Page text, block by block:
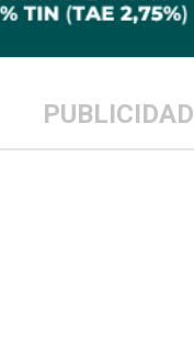
PUBLICIDAD